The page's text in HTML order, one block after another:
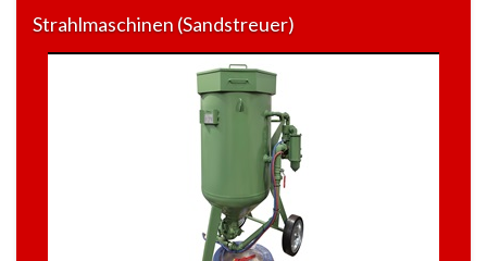
Strahlmaschinen (Sandstreuer)